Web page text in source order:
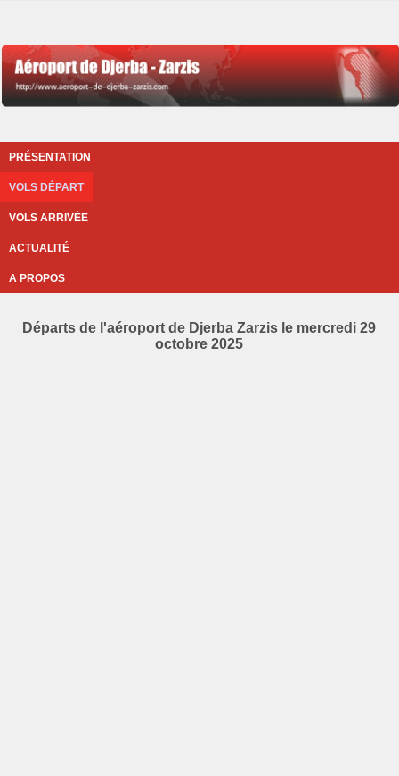
PRÉSENTATION
VOLS DÉPART
VOLS ARRIVÉE
ACTUALITÉ
A PROPOS
Départs de l'aéroport de Djerba Zarzis le mercredi 29
octobre 2025